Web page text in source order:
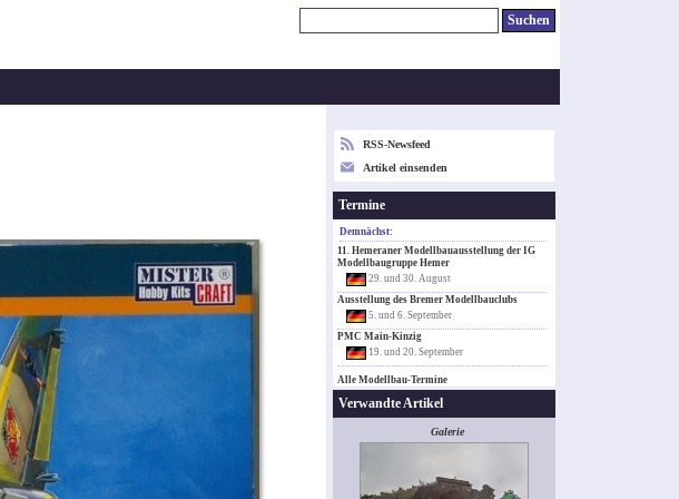
RSS-Newsfeed
Artikel einsenden
Termine
Demnächst:
11. Hemeraner Modellbauausstellung der IG
Modellbaugruppe Hemer
29. und 30. August
Ausstellung des Bremer Modellbauclubs
5. und 6. September
PMC Main-Kinzig
19. und 20. September
Alle Modellbau-Termine
Verwandte Artikel
Galerie